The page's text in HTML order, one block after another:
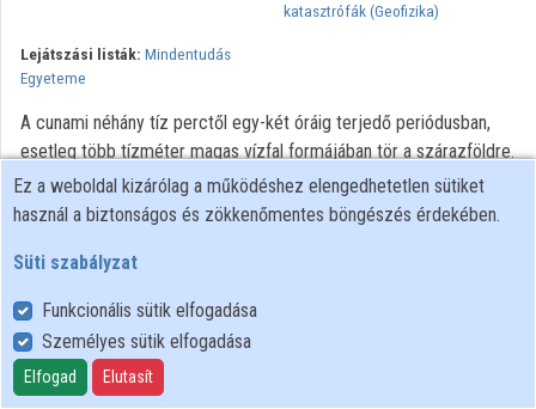
katasztrófák (Geofizika)
Lejátszási listák: Mindentudás
Egyeteme
A cunami néhány tíz perctől egy-két óráig terjedő periódusban,
esetleg több tízméter magas vízfal formájában tör a szárazföldre.
Meteoritveszély, viharok, fölmelegedés.
Minden jog fenntartva
Felhasználói szabályzat
Adatkezelési tájékoztató
Süti szabályzat
Ez a weboldal kizárólag a működéshez elengedhetetlen sütiket
használ a biztonságos és zökkenőmentes böngészés érdekében.
Süti szabályzat
Funkcionális sütik elfogadása
Személyes sütik elfogadása
Elfogad Elutasít